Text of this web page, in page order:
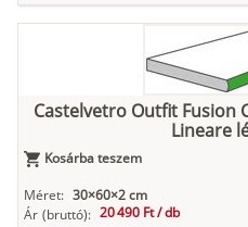
Castelvetro Outfit Fusion
Lineare
Kosárba teszem
Méret: 30×60×2 cm
Ár (bruttó): 20 490 Ft /db